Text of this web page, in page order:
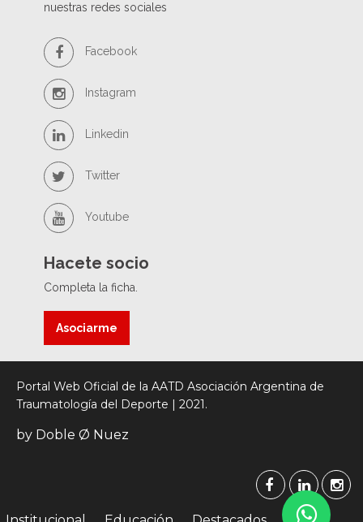
nuestras redes sociales
Facebook
Instagram
Linkedin
Twitter
Youtube
Hacete socio
Completa la ficha.
Asociarme
Portal Web Oficial de la AATD Asociación Argentina de
Traumatología del Deporte | 2021.
by Doble Ø Nuez